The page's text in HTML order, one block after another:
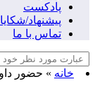
پادکست
پیشنهاد/
تماس با ما
خانه » حضور